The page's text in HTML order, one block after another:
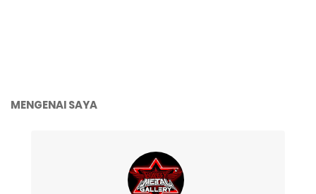
MENGENAI SAYA